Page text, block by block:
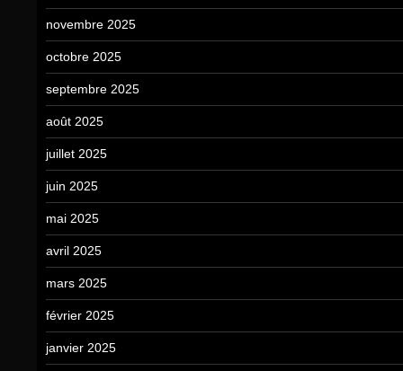
novembre 2025
octobre 2025
septembre 2025
août 2025
juillet 2025
juin 2025
mai 2025
avril 2025
mars 2025
février 2025
janvier 2025